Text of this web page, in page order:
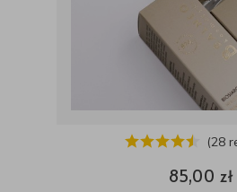
(28
85,00 zł